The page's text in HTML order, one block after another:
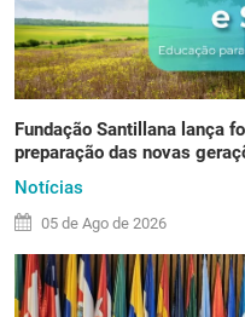
Fundação Santillana lança
preparação das novas
Notícias
05 de Ago de 2026